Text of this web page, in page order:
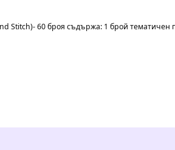
Stitch)- 60 броя съдържа: 1 брой